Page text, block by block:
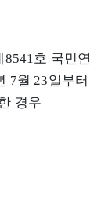
호 국민연
7월 23일부터
경우